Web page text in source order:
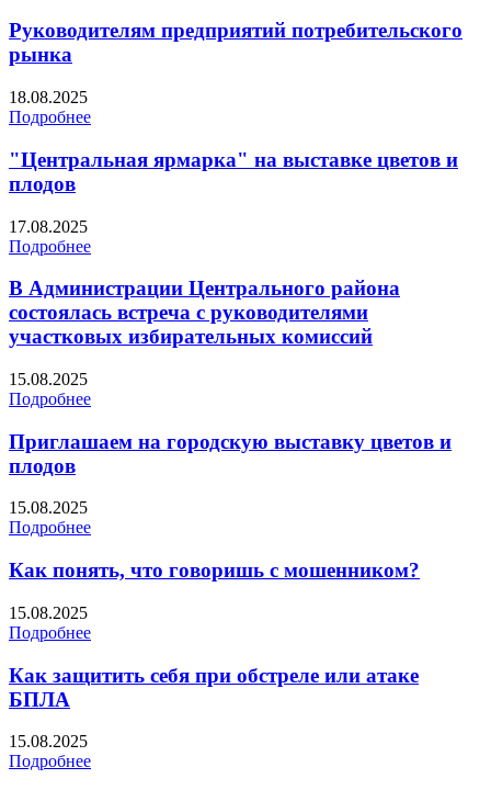
Руководителям предприятий потребительского
рынка
18.08.2025
Подробнее
"Центральная ярмарка" на выставке цветов и
плодов
17.08.2025
Подробнее
В Администрации Центрального района
состоялась встреча с руководителями
участковых избирательных комиссий
15.08.2025
Подробнее
Приглашаем на городскую выставку цветов и
плодов
15.08.2025
Подробнее
Как понять, что говоришь с мошенником?
15.08.2025
Подробнее
Как защитить себя при обстреле или атаке
БПЛА
15.08.2025
Подробнее